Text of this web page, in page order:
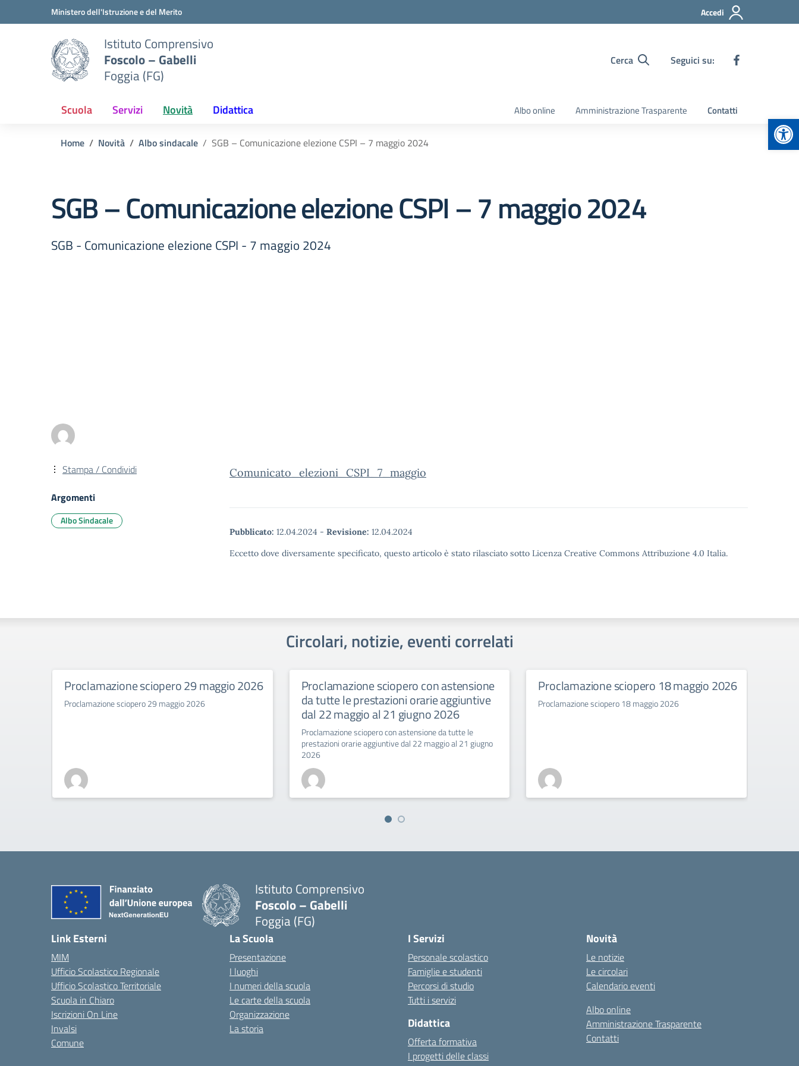
Vai ai contenuti
Vai al menu di navigazioneMinistero dell'Istruzione e del Merito Accedi
Istituto Comprensivo
Foscolo – Gabelli
Foggia (FG)
Cerca Seguici su:
Scuola Servizi Novità Didattica Albo online Amministrazione Trasparente Contatti
Home Novità Albo sindacale SGB – Comunicazione elezione CSPI – 7 maggio 2024
SGB – Comunicazione elezione CSPI – 7 maggio 2024
SGB - Comunicazione elezione CSPI - 7 maggio 2024
Comunicato_elezioni_CSPI_7_maggio
Pubblicato: 12.04.2024 - Revisione: 12.04.2024
Eccetto dove diversamente specificato, questo articolo è stato rilasciato sotto Licenza Creative Commons Attribuzione 4.0 Italia.
Stampa / Condividi
Argomenti
Albo Sindacale
Circolari, notizie, eventi correlati
Proclamazione sciopero 29 maggio 2026
Proclamazione sciopero 29 maggio 2026
Proclamazione sciopero con astensione
da tutte le prestazioni orarie aggiuntive
dal 22 maggio al 21 giugno 2026
Proclamazione sciopero con astensione da tutte le
prestazioni orarie aggiuntive dal 22 maggio al 21 giugno
2026
Proclamazione sciopero 18 maggio 2026
Proclamazione sciopero 18 maggio 2026
Istituto Comprensivo
Foscolo – Gabelli
Foggia (FG)
— Visita la pagina iniziale della scuola
Link Esterni
MIM
Ufficio Scolastico Regionale
Ufficio Scolastico Territoriale
Scuola in Chiaro
Iscrizioni On Line
Invalsi
Comune
La Scuola
Presentazione
I luoghi
I numeri della scuola
Le carte della scuola
Organizzazione
La storia
I Servizi
Personale scolastico
Famiglie e studenti
Percorsi di studio
Tutti i servizi
Didattica
Offerta formativa
I progetti delle classi
Novità
Le notizie
Le circolari
Calendario eventi
Albo online
Amministrazione Trasparente
Contatti